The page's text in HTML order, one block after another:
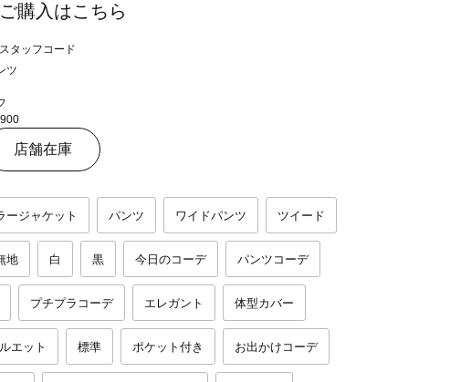
購入はこちら
ツ
店舗在庫
ージャケット パンツ ワイドパンツ ツイード
地 白 黒 今日のコーデ パンツコーデ
プチプラコーデ エレガント 体型カバー
エット 標準 ポケット付き お出かけコーデ